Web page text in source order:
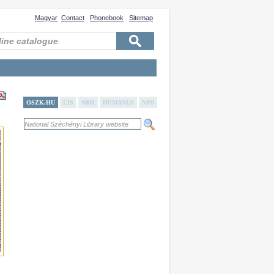
Contact Phonebook Sitemap
Magyar
OSZK.HU LIS NBH HUMANUS NPD